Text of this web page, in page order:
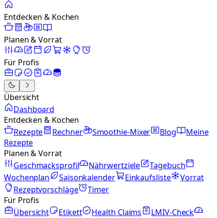
Entdecken & Kochen
Planen & Vorrat
Für Profis
Übersicht
Dashboard
Entdecken & Kochen
Rezepte
Rechner Smoothie-Mixer Blog
Meine
Rezepte
Planen & Vorrat
Geschmacksprofil
Nährwertziele
Tagebuch
Wochenplan
Saisonkalender Einkaufsliste
Vorrat
Rezeptvorschläge
Timer
Für Profis
Übersicht
Etikett Health Claims
LMIV-Check